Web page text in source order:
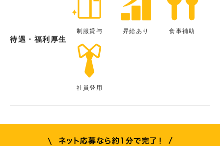
待遇・福利厚生
制服貸与 昇給あり 食事補助
社員登用